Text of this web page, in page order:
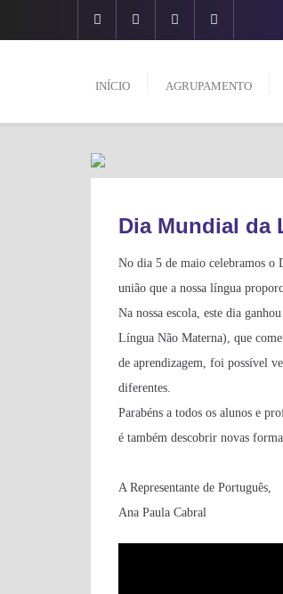
INÍCIO AGRUPAMENTO
Dia Mundial da
No dia 5 de maio celebramos o
união que a nossa língua
Na nossa escola, este dia
Língua Não Materna), que
de aprendizagem, foi possível
diferentes.
Parabéns a todos os alunos e
é também descobrir novas
A Representante de Português,
Ana Paula Cabral